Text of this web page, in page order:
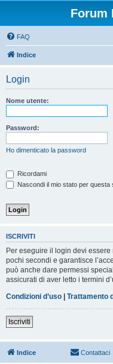
Forum
FAQ
Indice
Login
Nome utente:
Password:
Ho dimenticato la password
Ricordami
Nascondi il mio stato per questa
ISCRIVITI
Per eseguire il login devi
pochi secondi e garantisce
può anche dare permessi
assicurati di aver letto i termini
Condizioni d’uso | Trattamento
Iscriviti
Indice Contattaci